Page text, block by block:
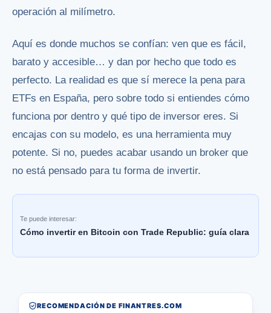
operación al milímetro.
Aquí es donde muchos se confían: ven que es fácil,
barato y accesible… y dan por hecho que todo es
perfecto. La realidad es que sí merece la pena para
ETFs en España, pero sobre todo si entiendes cómo
funciona por dentro y qué tipo de inversor eres. Si
encajas con su modelo, es una herramienta muy
potente. Si no, puedes acabar usando un broker que
no está pensado para tu forma de invertir.
Te puede interesar:
Cómo invertir en Bitcoin con Trade Republic: guía clara
RECOMENDACIÓN DE FINANTRES.COM